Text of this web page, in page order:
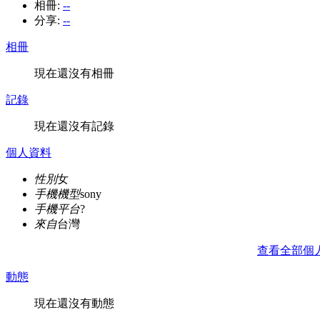
相冊: --
分享: --
相冊
現在還沒有相冊
記錄
現在還沒有記錄
個人資料
性別女
手機機型sony
手機平台?
來自台灣
查看全部個
動態
現在還沒有動態